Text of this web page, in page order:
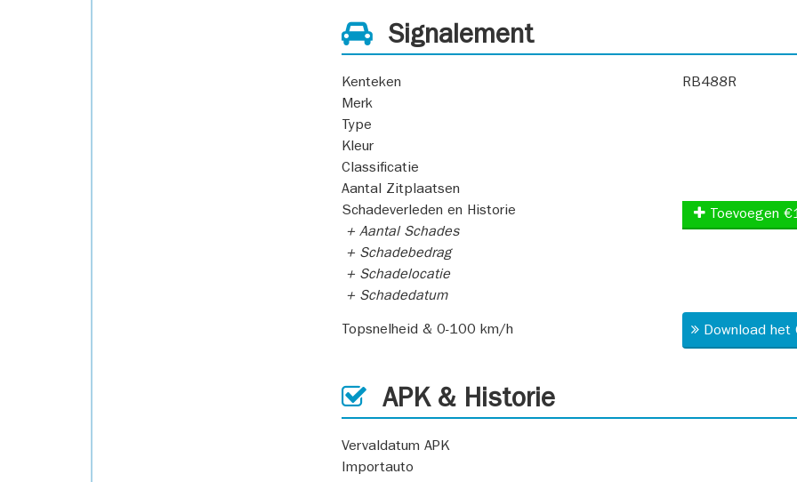
Signalement
Kenteken
RB488R
Merk
Type
Kleur
Classificatie
Aantal Zitplaatsen
Schadeverleden en Historie
+ Aantal Schades
+ Schadebedrag
+ Schadelocatie
+ Schadedatum
Toevoegen
Topsnelheid & 0-100 km/h Download
APK & Historie
Vervaldatum APK
Importauto